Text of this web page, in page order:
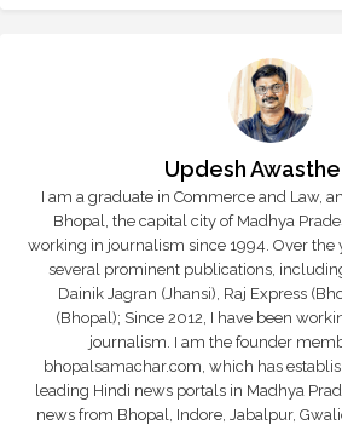
Updesh
I am a graduate in Commerce and Law,
Bhopal, the capital city of Madhya
working in journalism since 1994. Over the
several prominent publications,
Dainik Jagran (Jhansi), Raj Express
(Bhopal); Since 2012, I have been
journalism. I am the founder
bhopalsamachar.com, which has
leading Hindi news portals in Madhya
news from Bhopal, Indore, Jabalpur,